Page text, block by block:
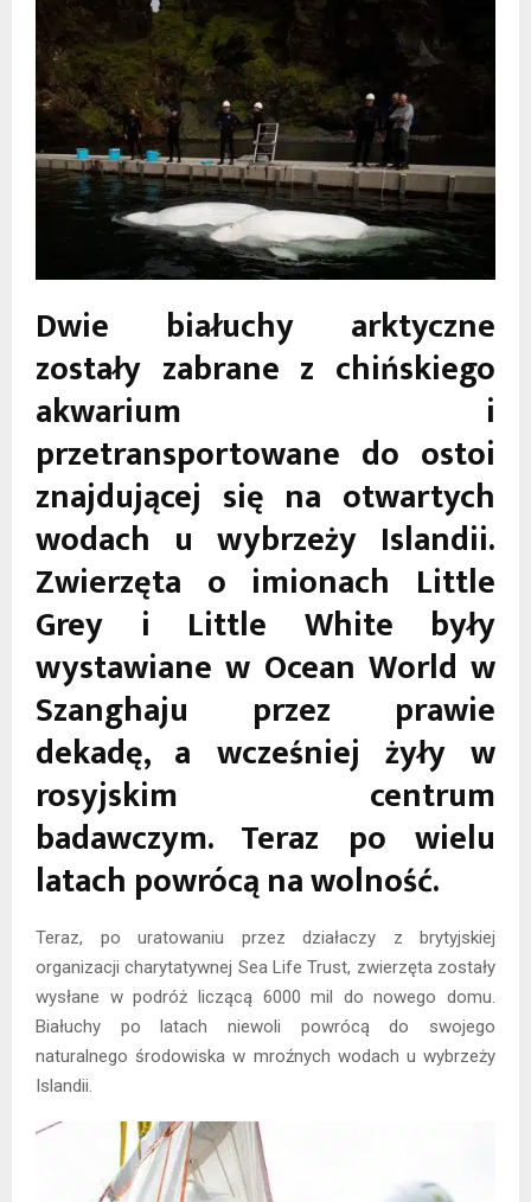
Dwie białuchy arktyczne
zostały zabrane z chińskiego
akwarium i
przetransportowane do ostoi
znajdującej się na otwartych
wodach u wybrzeży Islandii.
Zwierzęta o imionach Little
Grey i Little White były
wystawiane w Ocean World w
Szanghaju przez prawie
dekadę, a wcześniej żyły w
rosyjskim centrum
badawczym. Teraz po wielu
latach powrócą na wolność.
Teraz, po uratowaniu przez działaczy z brytyjskiej
organizacji charytatywnej Sea Life Trust, zwierzęta zostały
wysłane w podróż liczącą 6000 mil do nowego domu.
Białuchy po latach niewoli powrócą do swojego
naturalnego środowiska w mroźnych wodach u wybrzeży
Islandii.